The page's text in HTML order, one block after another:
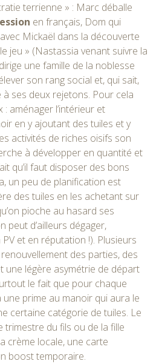
terrienne » : Marc déballe
en français, Dom qui
Mickaël dans la découverte
jeu » (Nastassia venant suivre la
une famille de la noblesse
son rang social et, qui sait,
ses deux rejetons. Pour cela
aménager l’intérieur et
en y ajoutant des tuiles et y
activités de riches oisifs son
à développer en quantité et
qu’il faut disposer des bons
un peu de planification est
des tuiles en les achetant sur
pioche au hasard ses
peut d’ailleurs dégager,
et en réputation !). Plusieurs
des parties, des
une légère asymétrie de départ
le fait que pour chaque
une prime au manoir qui aura le
certaine catégorie de tuiles. Le
trimestre du fils ou de la fille
crème locale, une carte
boost temporaire.